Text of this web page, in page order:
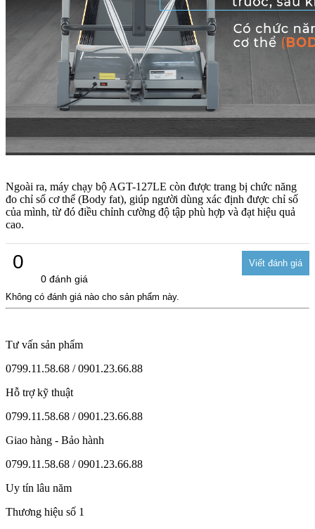
Ngoài ra, máy chạy bộ AGT-127LE còn được trang bị chức năng
đo chỉ số cơ thể (Body fat), giúp người dùng xác định được chỉ số
của mình, từ đó điều chỉnh cường độ tập phù hợp và đạt hiệu quả
cao.
0
0 đánh giá
Không có đánh giá nào cho sản phẩm này.
Tư vấn sản phẩm
0799.11.58.68 / 0901.23.66.88
Hỗ trợ kỹ thuật
0799.11.58.68 / 0901.23.66.88
Giao hàng - Bảo hành
0799.11.58.68 / 0901.23.66.88
Uy tín lâu năm
Thương hiệu số 1